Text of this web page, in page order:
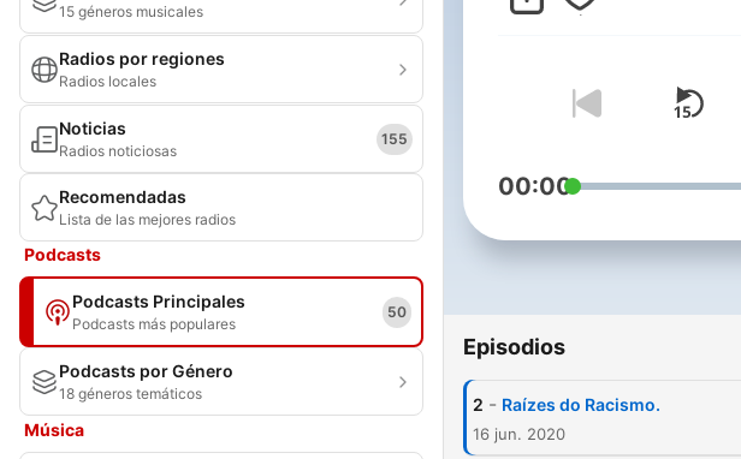
15 géneros musicales
Radios por regiones
Radios locales
Noticias
Radios noticiosas
155
Recomendadas
Lista de las mejores radios
Podcasts
Podcasts Principales
Podcasts más populares
50
Podcasts por Género
18 géneros temáticos
Música
00:00
Episodios
2 - Raízes do Racismo.
16 jun. 2020